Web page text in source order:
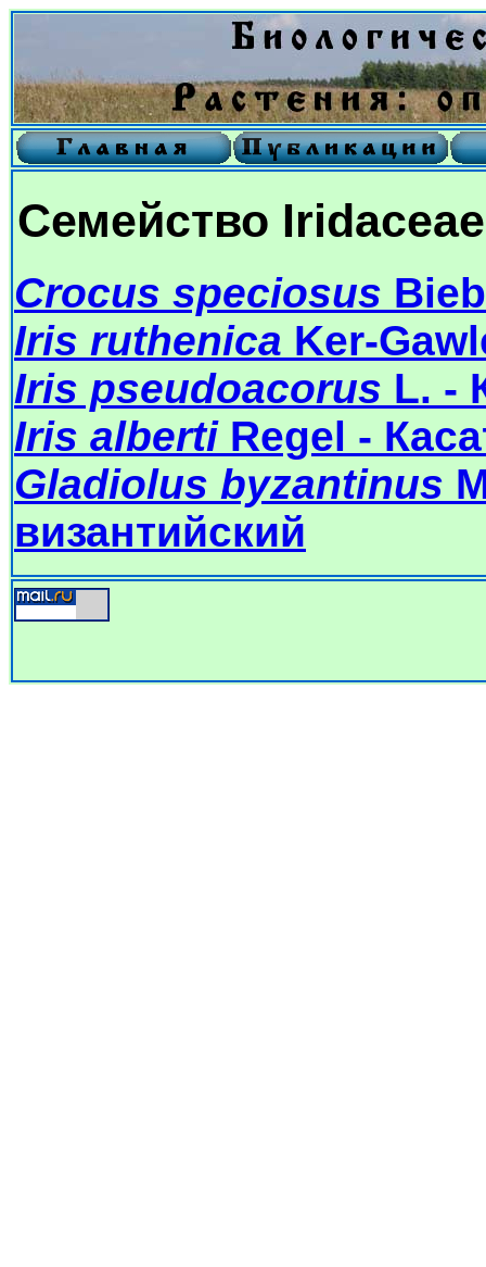
Семейство
Crocus speciosus
Iris ruthenica Ker-
Iris pseudoacorus L. -
Iris albertiRegel -
Gladiolus byzantinus
византийский